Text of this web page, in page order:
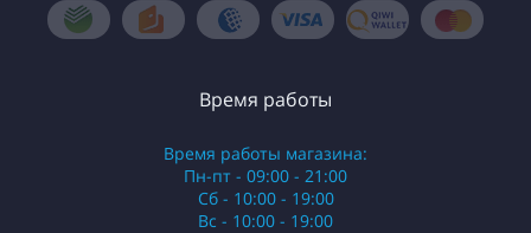
Время работы
Время работы магазина:
Пн-пт - 09:00 - 21:00
Сб - 10:00 - 19:00
Вс - 10:00 - 19:00